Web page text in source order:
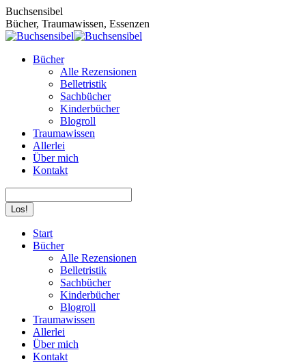
Zum
Inhalt
springen
Buchsensibel
Bücher, Traumawissen, Essenzen
Bücher
Alle Rezensionen
Belletristik
Sachbücher
Kinderbücher
Blogroll
Traumawissen
Allerlei
Über mich
Kontakt
page
opens
page
opens
Start
Bücher
Alle Rezensionen
Belletristik
Sachbücher
Kinderbücher
Blogroll
Traumawissen
Allerlei
Über mich
Kontakt